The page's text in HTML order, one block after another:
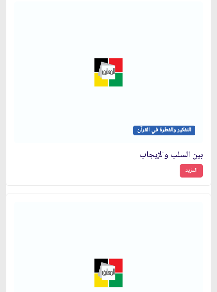
التفكير والفطرة في القرآن
بين السلب والإيجاب
المزيد